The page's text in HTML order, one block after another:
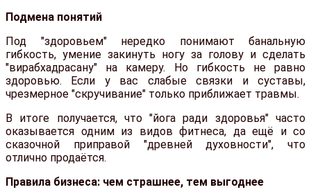
Подмена понятий
Под "здоровьем" нередко понимают банальную
гибкость, умение закинуть ногу за голову и сделать
"вирабхадрасану" на камеру. Но гибкость не равно
здоровью. Если у вас слабые связки и суставы,
чрезмерное "скручивание" только приближает травмы.
В итоге получается, что "йога ради здоровья" часто
оказывается одним из видов фитнеса, да ещё и со
сказочной приправой "древней духовности", что
отлично продаётся.
Правила бизнеса: чем страшнее, тем выгоднее